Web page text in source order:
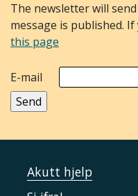
The newsletter will
message is published.
this page
E-mail
Akutt hjelp